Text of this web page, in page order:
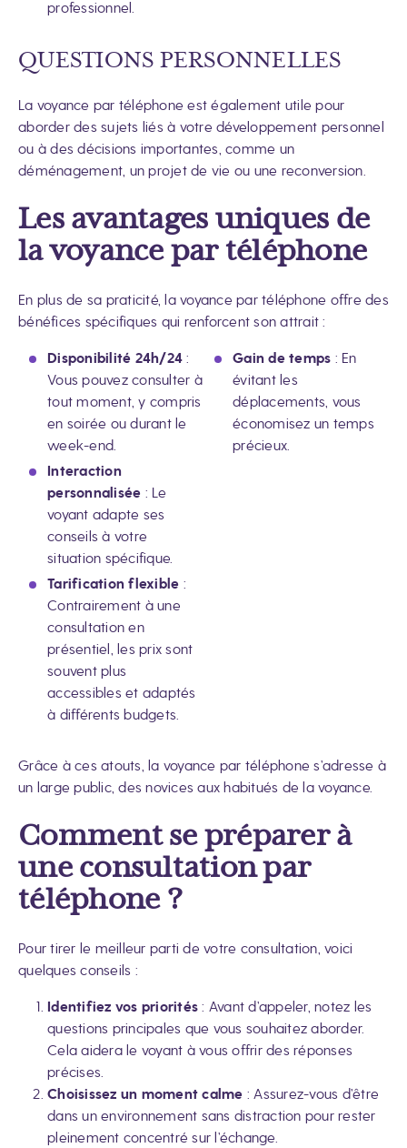
professionnel.
QUESTIONS PERSONNELLES
La voyance par téléphone est également utile pour
aborder des sujets liés à votre développement personnel
ou à des décisions importantes, comme un
déménagement, un projet de vie ou une reconversion.
Les avantages uniques de
la voyance par téléphone
En plus de sa praticité, la voyance par téléphone offre des
bénéfices spécifiques qui renforcent son attrait :
Disponibilité 24h/24 :
Vous pouvez consulter à
tout moment, y compris
en soirée ou durant le
week-end.
Interaction
personnalisée : Le
voyant adapte ses
conseils à votre
situation spécifique.
Tarification flexible :
Contrairement à une
consultation en
présentiel, les prix sont
souvent plus
accessibles et adaptés
à différents budgets.
Gain de temps : En
évitant les
déplacements, vous
économisez un temps
précieux.
Grâce à ces atouts, la voyance par téléphone s’adresse à
un large public, des novices aux habitués de la voyance.
Comment se préparer à
une consultation par
téléphone ?
Pour tirer le meilleur parti de votre consultation, voici
quelques conseils :
Identifiez vos priorités : Avant d’appeler, notez les
questions principales que vous souhaitez aborder.
Cela aidera le voyant à vous offrir des réponses
précises.
Choisissez un moment calme : Assurez-vous d’être
dans un environnement sans distraction pour rester
pleinement concentré sur l’échange.